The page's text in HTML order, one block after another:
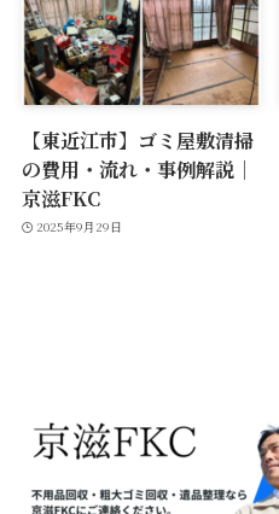
【東近江市】ゴミ屋敷清掃
の費用・流れ・事例解説｜
京滋FKC
2025年9月29日